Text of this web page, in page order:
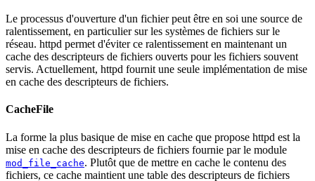
Le processus d'ouverture d'un fichier peut être en soi une source de
ralentissement, en particulier sur les systèmes de fichiers sur le
réseau. httpd permet d'éviter ce ralentissement en maintenant un
cache des descripteurs de fichiers ouverts pour les fichiers souvent
servis. Actuellement, httpd fournit une seule implémentation de mise
en cache des descripteurs de fichiers.
CacheFile
La forme la plus basique de mise en cache que propose httpd est la
mise en cache des descripteurs de fichiers fournie par le module
mod_file_cache. Plutôt que de mettre en cache le contenu des
fichiers, ce cache maintient une table des descripteurs de fichiers